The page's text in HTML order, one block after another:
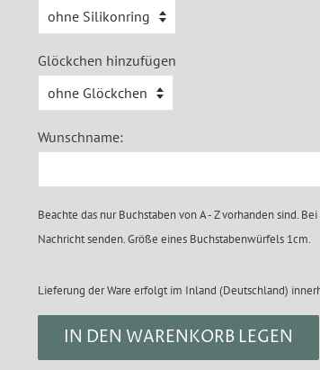
Glöckchen hinzufügen
Wunschname:
Beachte das nur Buchstaben von A - Z vorhanden sind.
Nachricht senden. Größe eines Buchstabenwürfels 1cm.
Lieferung der Ware erfolgt im Inland (Deutschland)
IN DEN WARENKORB LEGEN